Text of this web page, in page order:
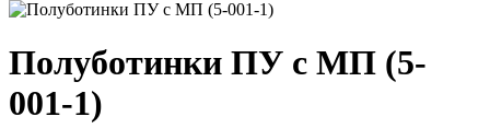
Полуботинки ПУ с МП (5-
001-1)